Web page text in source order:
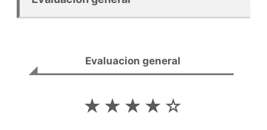
Evaluacion general
★★★★☆